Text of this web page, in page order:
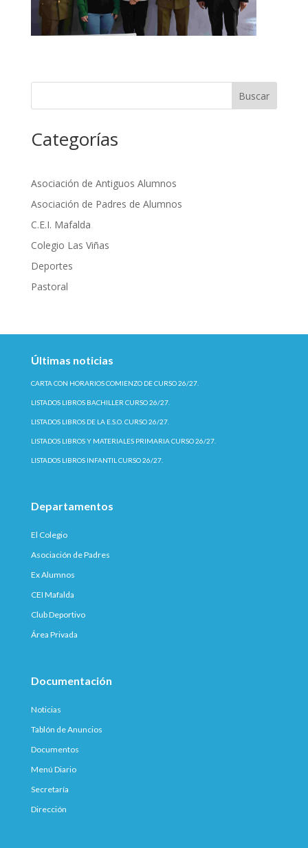
Buscar
Categorías
Asociación de Antiguos Alumnos
Asociación de Padres de Alumnos
C.E.I. Mafalda
Colegio Las Viñas
Deportes
Pastoral
Últimas noticias
CARTA CON HORARIOS COMIENZO DE CURSO 26/27.
LISTADOS LIBROS BACHILLER CURSO 26/27.
LISTADOS LIBROS DE LA E.S.O. CURSO 26/27.
LISTADOS LIBROS Y MATERIALES PRIMARIA CURSO 26/27.
LISTADOS LIBROS INFANTIL CURSO 26/27.
Departamentos
El Colegio
Asociación de Padres
Ex Alumnos
CEI Mafalda
Club Deportivo
Área Privada
Documentación
Noticias
Tablón de Anuncios
Documentos
Menú Diario
Secretaría
Dirección